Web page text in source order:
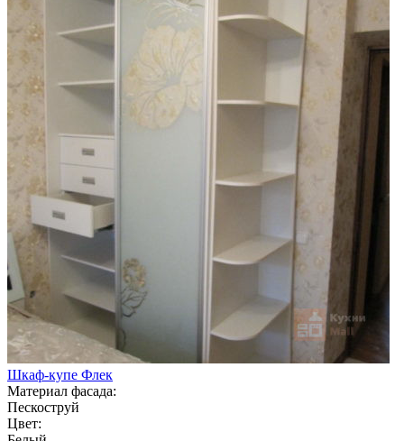
Шкаф-купе Флек
Материал фасада:
Пескоструй
Цвет: